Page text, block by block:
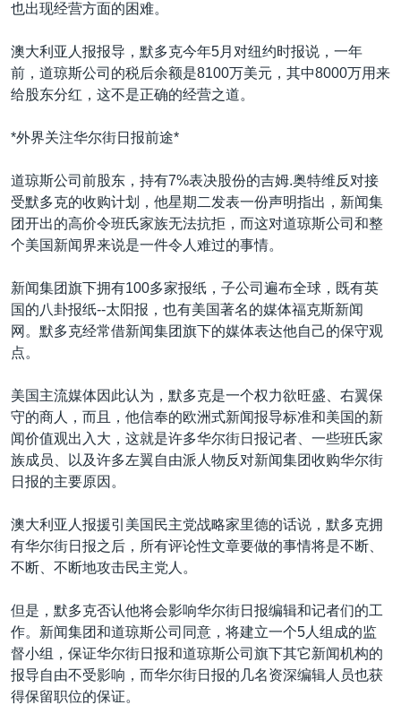
也出现经营方面的困难。
澳大利亚人报报导，默多克今年5月对纽约时报说，一年
前，道琼斯公司的税后余额是8100万美元，其中8000万用来
给股东分红，这不是正确的经营之道。
*外界关注华尔街日报前途*
道琼斯公司前股东，持有7%表决股份的吉姆.奥特维反对接
受默多克的收购计划，他星期二发表一份声明指出，新闻集
团开出的高价令班氏家族无法抗拒，而这对道琼斯公司和整
个美国新闻界来说是一件令人难过的事情。
新闻集团旗下拥有100多家报纸，子公司遍布全球，既有英
国的八卦报纸--太阳报，也有美国著名的媒体福克斯新闻
网。默多克经常借新闻集团旗下的媒体表达他自己的保守观
点。
美国主流媒体因此认为，默多克是一个权力欲旺盛、右翼保
守的商人，而且，他信奉的欧洲式新闻报导标准和美国的新
闻价值观出入大，这就是许多华尔街日报记者、一些班氏家
族成员、以及许多左翼自由派人物反对新闻集团收购华尔街
日报的主要原因。
澳大利亚人报援引美国民主党战略家里德的话说，默多克拥
有华尔街日报之后，所有评论性文章要做的事情将是不断、
不断、不断地攻击民主党人。
但是，默多克否认他将会影响华尔街日报编辑和记者们的工
作。新闻集团和道琼斯公司同意，将建立一个5人组成的监
督小组，保证华尔街日报和道琼斯公司旗下其它新闻机构的
报导自由不受影响，而华尔街日报的几名资深编辑人员也获
得保留职位的保证。